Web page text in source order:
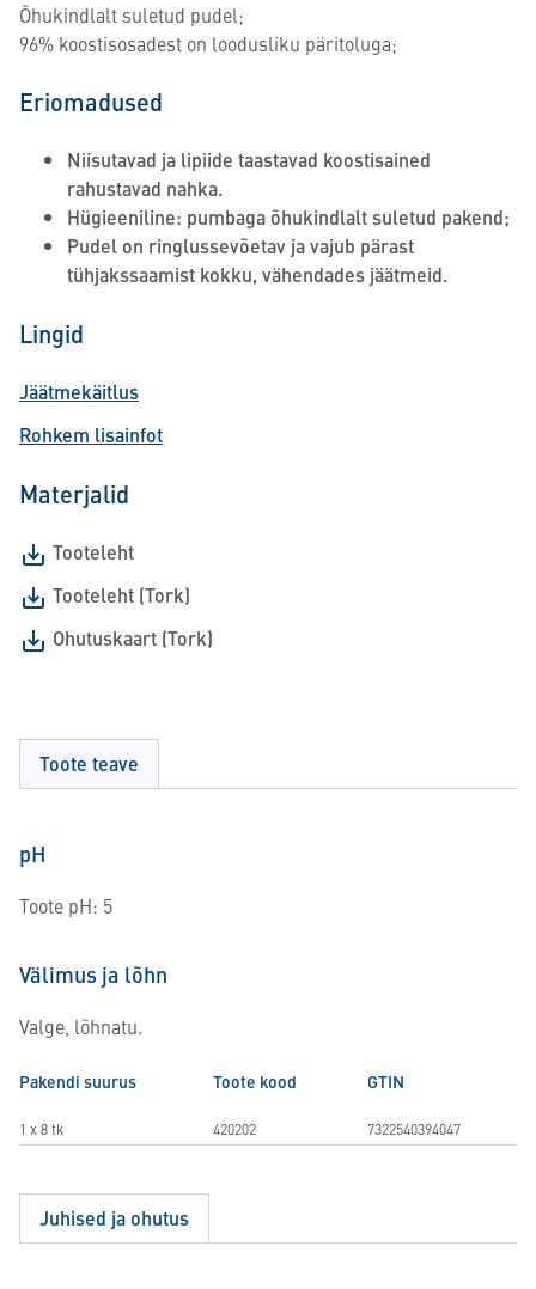
Õhukindlalt suletud pudel;
96% koostisosadest on loodusliku päritoluga;
Eriomadused
Niisutavad ja lipiide taastavad koostisained
rahustavad nahka.
Hügieeniline: pumbaga õhukindlalt suletud pakend;
Pudel on ringlussevõetav ja vajub pärast
tühjakssaamist kokku, vähendades jäätmeid.
Lingid
Jäätmekäitlus
Rohkem lisainfot
Materjalid
Tooteleht
Tooteleht (Tork)
Ohutuskaart (Tork)
Toote teave
pH
Toote pH: 5
Välimus ja lõhn
Valge, lõhnatu.
Pakendi suurus Toote kood GTIN
1 x 8 tk 420202 7322540394047
Juhised ja ohutus